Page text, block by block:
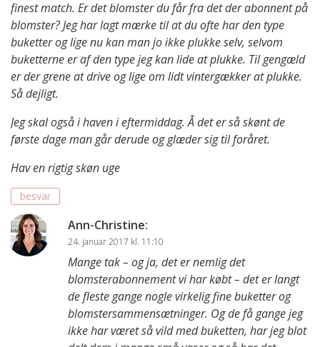
finest match. Er det blomster du får fra det der abonnent på
blomster? Jeg har lagt mærke til at du ofte har den type
buketter og lige nu kan man jo ikke plukke selv, selvom
buketterne er af den type jeg kan lide at plukke. Til gengæld
er der grene at drive og lige om lidt vintergækker at plukke.
Så dejligt.
Jeg skal også i haven i eftermiddag. Å det er så skønt de
første dage man går derude og glæder sig til foråret.
Hav en rigtig skøn uge
besvar
Ann-Christine:
24. januar 2017 kl. 11:10
Mange tak – og ja, det er nemlig det
blomsterabonnement vi har købt – det er langt
de fleste gange nogle virkelig fine buketter og
blomstersammensætninger. Og de få gange jeg
ikke har været så vild med buketten, har jeg blot